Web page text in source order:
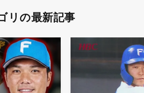
リの最新記事